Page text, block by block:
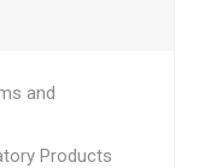
and
Products